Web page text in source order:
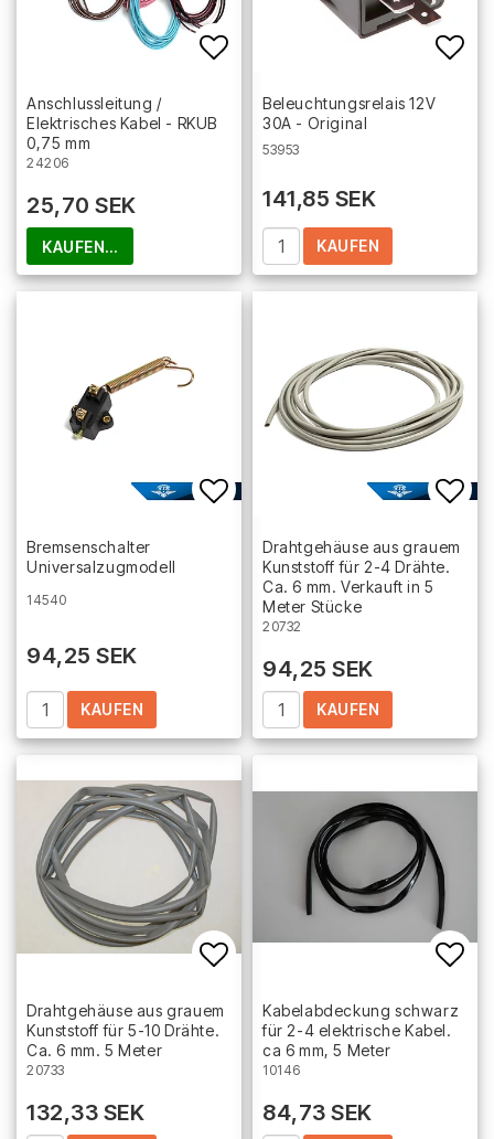
Add to list of favorites
Anschlussleitung /
Elektrisches Kabel - RKUB
0,75 mm
24206
25,70 SEK
KAUFEN…
Beleuchtungsrelais 12V
30A - Original
53953
141,85 SEK
KAUFEN
Add to list of favorites
Bremsenschalter
Universalzugmodell
14540
94,25 SEK
KAUFEN
Drahtgehäuse aus grauem
Kunststoff für 2-4 Drähte.
Ca. 6 mm. Verkauft in 5
Meter Stücke
20732
94,25 SEK
KAUFEN
Add to list of favorites
Drahtgehäuse aus grauem
Kunststoff für 5-10 Drähte.
Ca. 6 mm. 5 Meter
20733
132,33 SEK
Kabelabdeckung schwarz
für 2-4 elektrische Kabel.
ca 6 mm, 5 Meter
10146
84,73 SEK